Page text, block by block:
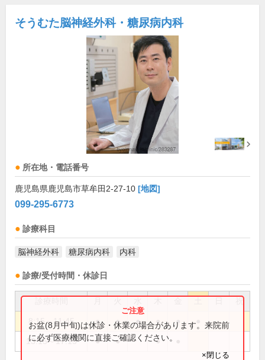
そうむた脳神経外科・糖尿病内科
所在地・電話番号
鹿児島県鹿児島市草牟田2-27-10 [地図]
099-295-6773
診療科目
脳神経外科 糖尿病内科 内科
診療/受付時間・休診日
祝
8:15～11:45 ● ● ● ● ●
13:15～17:15 ● ● ●
お盆(8月中旬)は休診・休業の場合があります。来院前
に必ず医療機関に直接ご確認ください。
×閉じる